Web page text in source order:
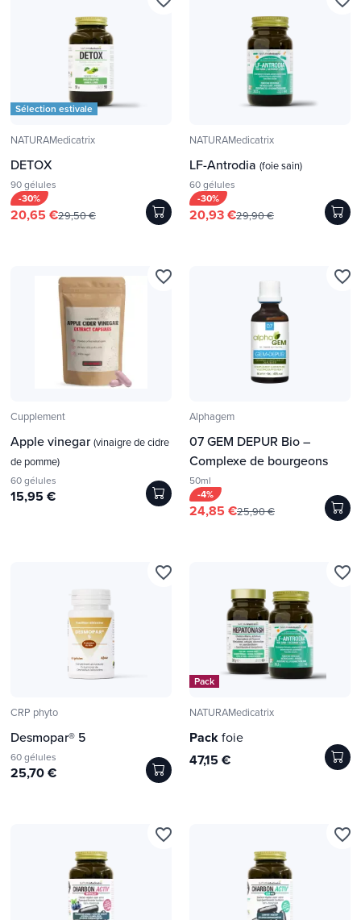
Sélection estivale
NATURAMedicatrix
DETOX
90 gélules
-30%
20,65 €29,50 €
NATURAMedicatrix
LF-Antrodia (foie sain)
60 gélules
-30%
20,93 €29,90 €
Cupplement
Apple vinegar(vinaigre de cidre
de pomme)
60 gélules
15,95 €
favorite_border
Alphagem
07 GEM DEPUR Bio –
Complexe de bourgeons
50ml
-4%
24,85 €25,90 €
favorite_border
CRP phyto
Desmopar® 5
60 gélules
25,70 €
favorite_border
Pack
NATURAMedicatrix
Packfoie
47,15 €
favorite_border
favorite_border favorite_border